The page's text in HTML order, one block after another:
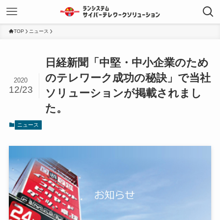
TOP ニュース
日経新聞「中堅・中小企業のため
のテレワーク成功の秘訣」で当社
ソリューションが掲載されまし
た。
2020
12/23
ニュース